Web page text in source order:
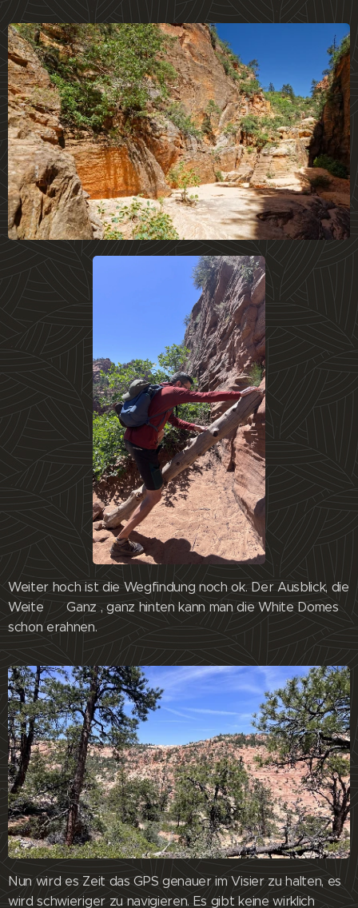
Weiter hoch ist die Wegfindung noch ok. Der Ausblick, die
Weite 😊 Ganz , ganz hinten kann man die White Domes
schon erahnen.
Nun wird es Zeit das GPS genauer im Visier zu halten, es
wird schwieriger zu navigieren. Es gibt keine wirklich